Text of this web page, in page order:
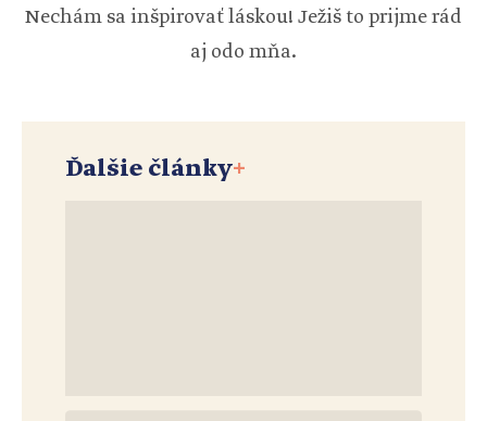
Nechám sa inšpirovať láskou! Ježiš to prijme rád
aj odo mňa.
Ďalšie články+